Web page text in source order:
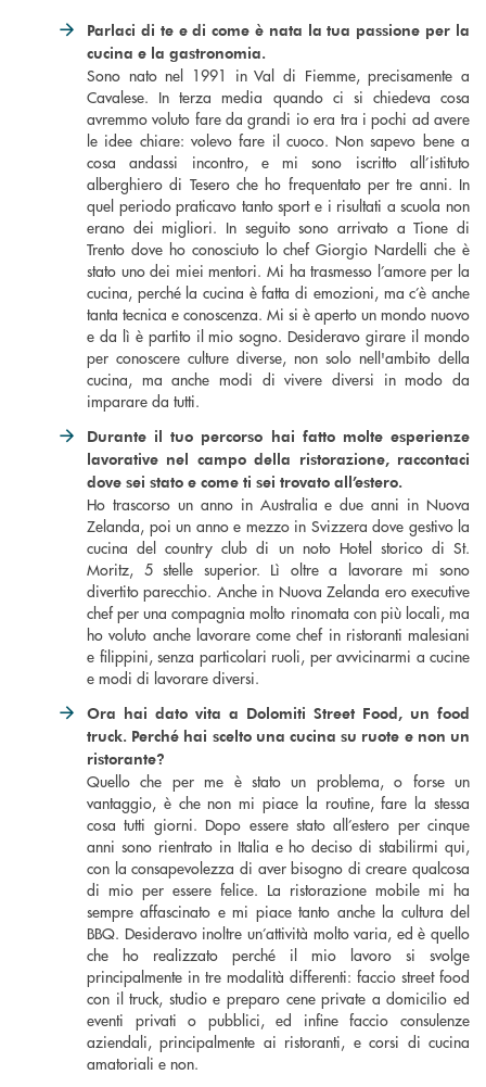
Parlaci di te e di come è nata la tua passione per la
cucina e la gastronomia.
Sono nato nel 1991 in Val di Fiemme, precisamente a
Cavalese. In terza media quando ci si chiedeva cosa
avremmo voluto fare da grandi io era tra i pochi ad avere
le idee chiare: volevo fare il cuoco. Non sapevo bene a
cosa andassi incontro, e mi sono iscritto all’istituto
alberghiero di Tesero che ho frequentato per tre anni. In
quel periodo praticavo tanto sport e i risultati a scuola non
erano dei migliori. In seguito sono arrivato a Tione di
Trento dove ho conosciuto lo chef Giorgio Nardelli che è
stato uno dei miei mentori. Mi ha trasmesso l’amore per la
cucina, perché la cucina è fatta di emozioni, ma c’è anche
tanta tecnica e conoscenza. Mi si è aperto un mondo nuovo
e da lì è partito il mio sogno. Desideravo girare il mondo
per conoscere culture diverse, non solo nell'ambito della
cucina, ma anche modi di vivere diversi in modo da
imparare da tutti.
Durante il tuo percorso hai fatto molte esperienze
lavorative nel campo della ristorazione, raccontaci
dove sei stato e come ti sei trovato all’estero.
Ho trascorso un anno in Australia e due anni in Nuova
Zelanda, poi un anno e mezzo in Svizzera dove gestivo la
cucina del country club di un noto Hotel storico di St.
Moritz, 5 stelle superior. Lì oltre a lavorare mi sono
divertito parecchio. Anche in Nuova Zelanda ero executive
chef per una compagnia molto rinomata con più locali, ma
ho voluto anche lavorare come chef in ristoranti malesiani
e filippini, senza particolari ruoli, per avvicinarmi a cucine
e modi di lavorare diversi.
Ora hai dato vita a Dolomiti Street Food, un food
truck. Perché hai scelto una cucina su ruote e non un
ristorante?
Quello che per me è stato un problema, o forse un
vantaggio, è che non mi piace la routine, fare la stessa
cosa tutti giorni. Dopo essere stato all’estero per cinque
anni sono rientrato in Italia e ho deciso di stabilirmi qui,
con la consapevolezza di aver bisogno di creare qualcosa
di mio per essere felice. La ristorazione mobile mi ha
sempre affascinato e mi piace tanto anche la cultura del
BBQ. Desideravo inoltre un’attività molto varia, ed è quello
che ho realizzato perché il mio lavoro si svolge
principalmente in tre modalità differenti: faccio street food
con il truck, studio e preparo cene private a domicilio ed
eventi privati o pubblici, ed infine faccio consulenze
aziendali, principalmente ai ristoranti, e corsi di cucina
amatoriali e non.